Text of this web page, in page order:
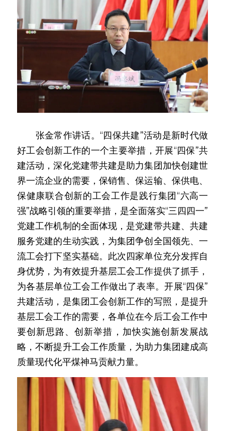
张金常作讲话。“四保共建”活动是新时代做
好工会创新工作的一个主要举措，开展“四保”共
建活动，深化党建带共建是助力集团加快创建世
界一流企业的需要，保销售、保运输、保供电、
保健康联合创新的工会工作是践行集团“六高一
强”战略引领的重要举措，是全面落实“三四四一”
党建工作机制的全面体现，是党建带共建、共建
服务党建的生动实践，为集团争创全国领先、一
流工会打下坚实基础。此次四家单位充分发挥自
身优势，为有效提升基层工会工作提供了抓手，
为各基层单位工会工作做出了表率。开展“四保”
共建活动，是集团工会创新工作的写照，是提升
基层工会工作的需要，各单位在今后工会工作中
要创新思路、创新举措，加快实施创新发展战
略，不断提升工会工作质量，为助力集团建成高
质量现代化平煤神马贡献力量。